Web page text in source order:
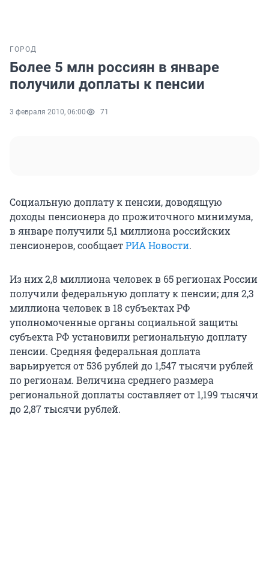
ГОРОД
Более 5 млн россиян в январе
получили доплаты к пенсии
3 февраля 2010, 06:00 71
Социальную доплату к пенсии, доводящую
доходы пенсионера до прожиточного минимума,
в январе получили 5,1 миллиона российских
пенсионеров, сообщаетРИА Новости.
Из них 2,8 миллиона человек в 65 регионах России
получили федеральную доплату к пенсии; для 2,3
миллиона человек в 18 субъектах РФ
уполномоченные органы социальной защиты
субъекта РФ установили региональную доплату
пенсии. Средняя федеральная доплата
варьируется от 536 рублей до 1,547 тысячи рублей
по регионам. Величина среднего размера
региональной доплаты составляет от 1,199 тысячи
до 2,87 тысячи рублей.